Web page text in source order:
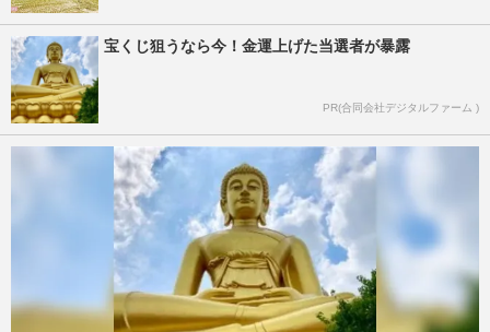
宝くじ狙うなら今！金運上げた当選者が暴露
PR(合同会社デジタルファーム )